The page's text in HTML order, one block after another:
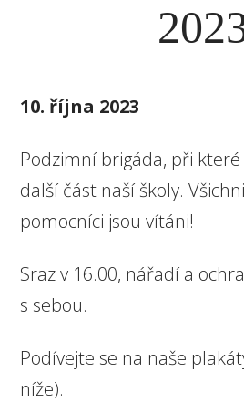
10. října 2023
Podzimní brigáda, při
další část naší školy.
pomocníci jsou vítáni!
Sraz v 16.00, nářadí a
s sebou.
Podívejte se na naše
níže).